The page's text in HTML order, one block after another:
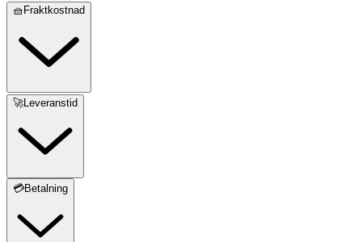
🧺Fraktkostnad
🚀Leveranstid
💳Betalning